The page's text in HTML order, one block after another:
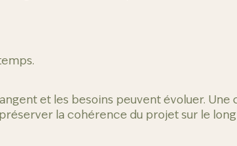
et les besoins peuvent évoluer.
la cohérence du projet sur le